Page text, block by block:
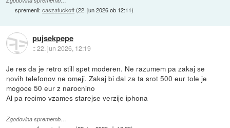
spremenil:caszafuckoff(22. jun 2026 ob 12:11)
pujsekpepe
::22. jun 2026, 12:19
Je res da je retro still spet moderen. Ne razumem pa zakaj se
novih telefonov ne omeji. Zakaj bi dal za ta srot 500 eur tole je
mogoce 50 eur z narocnino
Al pa recimo vzames starejse verzije iphona
Zgodovina sprememb…